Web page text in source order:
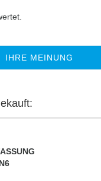
IHRE MEINUNG